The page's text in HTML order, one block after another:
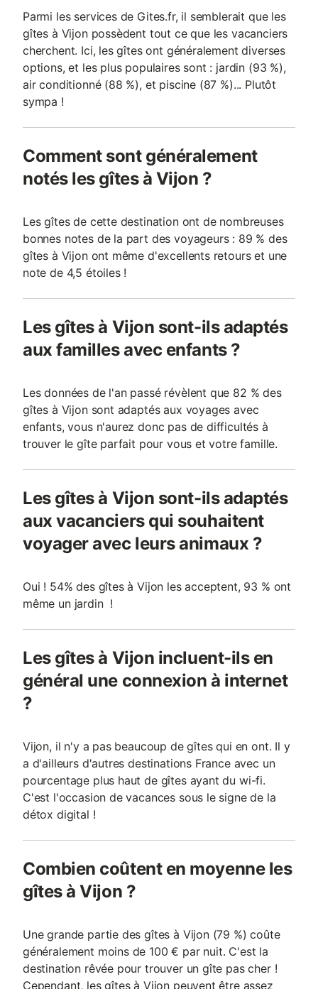
Parmi les services de Gites.fr, il semblerait que les
gîtes à Vijon possèdent tout ce que les vacanciers
cherchent. Ici, les gîtes ont généralement diverses
options, et les plus populaires sont : jardin (93 %),
air conditionné (88 %), et piscine (87 %)... Plutôt
sympa !
Comment sont généralement
notés les gîtes à Vijon ?
Les gîtes de cette destination ont de nombreuses
bonnes notes de la part des voyageurs : 89 % des
gîtes à Vijon ont même d'excellents retours et une
note de 4,5 étoiles !
Les gîtes à Vijon sont-ils adaptés
aux familles avec enfants ?
Les données de l'an passé révèlent que 82 % des
gîtes à Vijon sont adaptés aux voyages avec
enfants, vous n'aurez donc pas de difficultés à
trouver le gîte parfait pour vous et votre famille.
Les gîtes à Vijon sont-ils adaptés
aux vacanciers qui souhaitent
voyager avec leurs animaux ?
Oui ! 54% des gîtes à Vijon les acceptent, 93 % ont
même un jardin !
Les gîtes à Vijon incluent-ils en
général une connexion à internet
?
Vijon, il n'y a pas beaucoup de gîtes qui en ont. Il y
a d'ailleurs d'autres destinations France avec un
pourcentage plus haut de gîtes ayant du wi-fi.
C'est l'occasion de vacances sous le signe de la
détox digital !
Combien coûtent en moyenne les
gîtes à Vijon ?
Une grande partie des gîtes à Vijon (79 %) coûte
généralement moins de 100 € par nuit. C'est la
destination rêvée pour trouver un gîte pas cher !
Cependant, les gîtes à Vijon peuvent être assez